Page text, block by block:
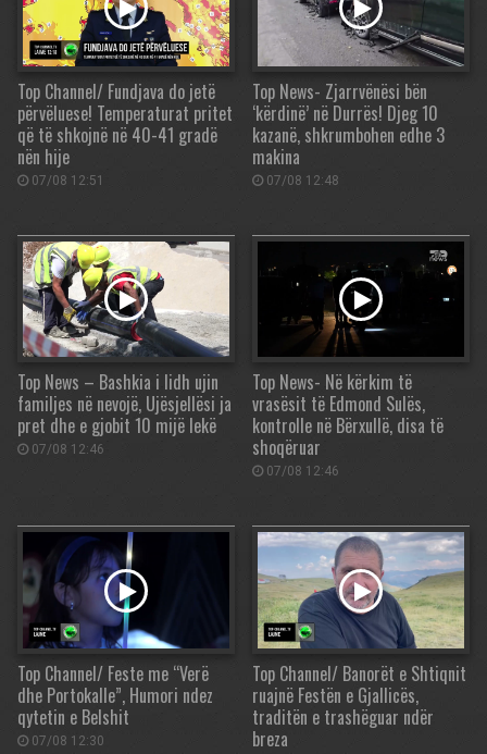
Top Channel/ Fundjava do jetë
përvëluese! Temperaturat pritet
që të shkojnë në 40-41 gradë
nën hije
07/08 12:51
Top News- Zjarrvënësi bën
‘kërdinë’ në Durrës! Djeg 10
kazanë, shkrumbohen edhe 3
makina
07/08 12:48
Top News – Bashkia i lidh ujin
familjes në nevojë, Ujësjellësi ja
pret dhe e gjobit 10 mijë lekë
07/08 12:46
Top News- Në kërkim të
vrasësit të Edmond Sulës,
kontrolle në Bërxullë, disa të
shoqëruar
07/08 12:46
Top Channel/ Feste me “Verë
dhe Portokalle”, Humori ndez
qytetin e Belshit
07/08 12:30
Top Channel/ Banorët e Shtiqnit
ruajnë Festën e Gjallicës,
traditën e trashëguar ndër
breza